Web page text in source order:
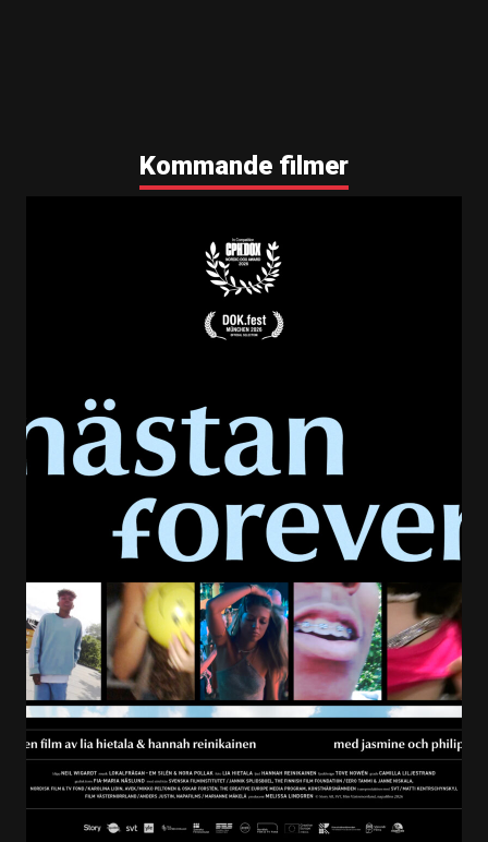
Kommande filmer